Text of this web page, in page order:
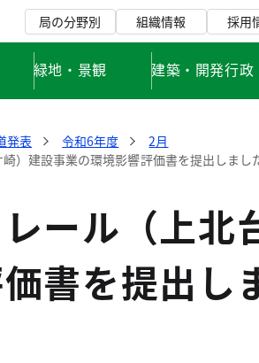
局の分野別 組織情報 採用
緑地・景観 建築・開発行政
発表 令和6年度
2月
）建設事業の環境影響評価書を提出しまし
ール（上北
書を提出し